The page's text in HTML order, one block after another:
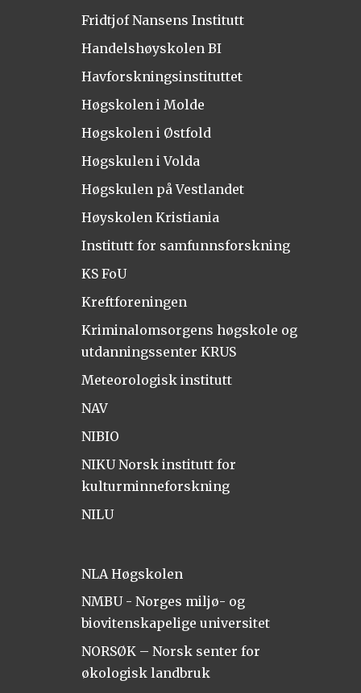
Fridtjof Nansens Institutt
Handelshøyskolen BI
Havforskningsinstituttet
Høgskolen i Molde
Høgskolen i Østfold
Høgskulen i Volda
Høgskulen på Vestlandet
Høyskolen Kristiania
Institutt for samfunnsforskning
KS FoU
Kreftforeningen
Kriminalomsorgens høgskole og
utdanningssenter KRUS
Meteorologisk institutt
NAV
NIBIO
NIKU Norsk institutt for
kulturminneforskning
NILU
NLA Høgskolen
NMBU - Norges miljø- og
biovitenskapelige universitet
NORSØK – Norsk senter for
økologisk landbruk